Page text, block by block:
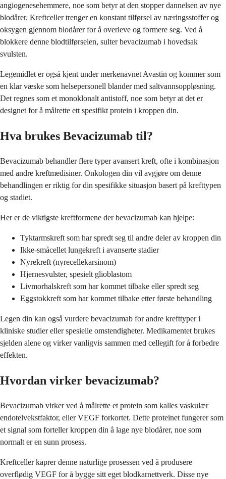
angiogenesehemmere, noe som betyr at den stopper dannelsen av nye
blodårer. Kreftceller trenger en konstant tilførsel av næringsstoffer og
oksygen gjennom blodårer for å overleve og formere seg. Ved å
blokkere denne blodtilførselen, sulter bevacizumab i hovedsak
svulsten.
Legemidlet er også kjent under merkenavnet Avastin og kommer som
en klar væske som helsepersonell blander med saltvannsoppløsning.
Det regnes som et monoklonalt antistoff, noe som betyr at det er
designet for å målrette ett spesifikt protein i kroppen din.
Hva brukes Bevacizumab til?
Bevacizumab behandler flere typer avansert kreft, ofte i kombinasjon
med andre kreftmedisiner. Onkologen din vil avgjøre om denne
behandlingen er riktig for din spesifikke situasjon basert på krefttypen
og stadiet.
Her er de viktigste kreftformene der bevacizumab kan hjelpe:
Tyktarmskreft som har spredt seg til andre deler av kroppen din
Ikke-småcellet lungekreft i avanserte stadier
Nyrekreft (nyrecellekarsinom)
Hjernesvulster, spesielt glioblastom
Livmorhalskreft som har kommet tilbake eller spredt seg
Eggstokkreft som har kommet tilbake etter første behandling
Legen din kan også vurdere bevacizumab for andre krefttyper i
kliniske studier eller spesielle omstendigheter. Medikamentet brukes
sjelden alene og virker vanligvis sammen med cellegift for å forbedre
effekten.
Hvordan virker bevacizumab?
Bevacizumab virker ved å målrette et protein som kalles vaskulær
endotelvekstfaktor, eller VEGF forkortet. Dette proteinet fungerer som
et signal som forteller kroppen din å lage nye blodårer, noe som
normalt er en sunn prosess.
Kreftceller kaprer denne naturlige prosessen ved å produsere
overflødig VEGF for å bygge sitt eget blodkarnettverk. Disse nye